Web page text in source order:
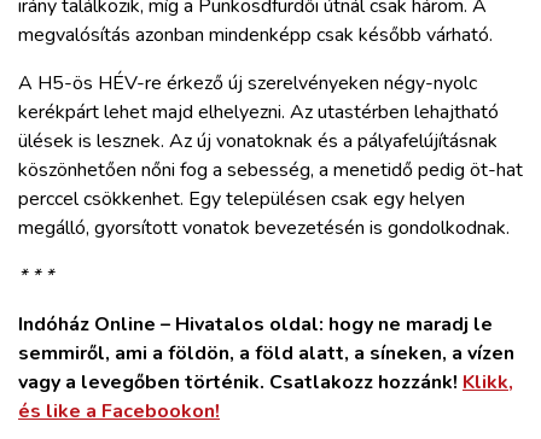
irány találkozik, míg a Pünkösdfürdői útnál csak három. A
megvalósítás azonban mindenképp csak később várható.
A H5-ös HÉV-re érkező új szerelvényeken négy-nyolc
kerékpárt lehet majd elhelyezni. Az utastérben lehajtható
ülések is lesznek. Az új vonatoknak és a pályafelújításnak
köszönhetően nőni fog a sebesség, a menetidő pedig öt-hat
perccel csökkenhet. Egy településen csak egy helyen
megálló, gyorsított vonatok bevezetésén is gondolkodnak.
* * *
Indóház Online – Hivatalos oldal: hogy ne maradj le
semmiről, ami a földön, a föld alatt, a síneken, a vízen
vagy a levegőben történik. Csatlakozz hozzánk! Klikk,
és like a Facebookon!